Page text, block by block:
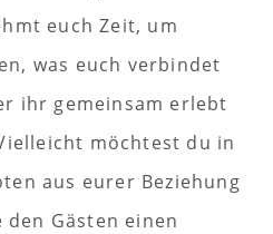
euch Zeit, um
was euch verbindet
ihr gemeinsam erlebt
möchtest du in
aus eurer Beziehung
Gästen einen